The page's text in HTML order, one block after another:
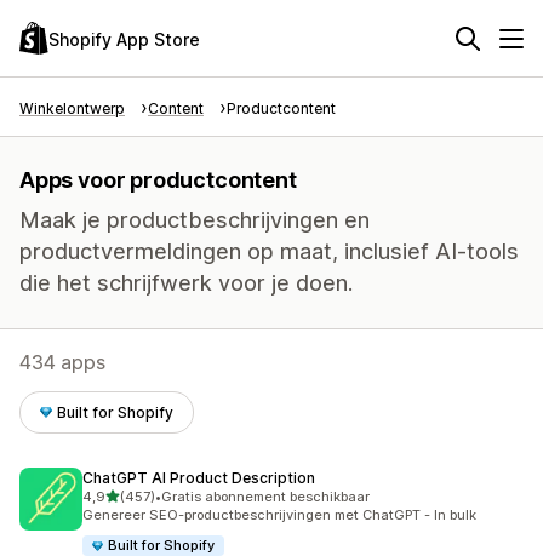
Shopify App Store
Winkelontwerp Content Productcontent
Apps voor productcontent
Maak je productbeschrijvingen en
productvermeldingen op maat, inclusief AI-tools
die het schrijfwerk voor je doen.
434 apps
Built for Shopify
ChatGPT AI Product Description
4,9van 5 sterren
(457)
457 recensies in totaal
•Gratis abonnement beschikbaar
Genereer SEO-productbeschrijvingen met ChatGPT - In bulk
Built for Shopify